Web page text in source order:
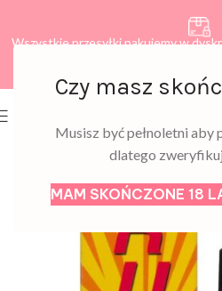
Czy masz
Musisz być pełnoletni aby
dlatego
MAM SKOŃCZONE 18
Wszystkie przesyłki pakujemy w